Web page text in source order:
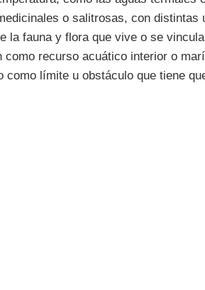
o salitrosas, con distintas
la fauna y flora que vive o se
recurso acuático interior o
como límite u obstáculo que tiene